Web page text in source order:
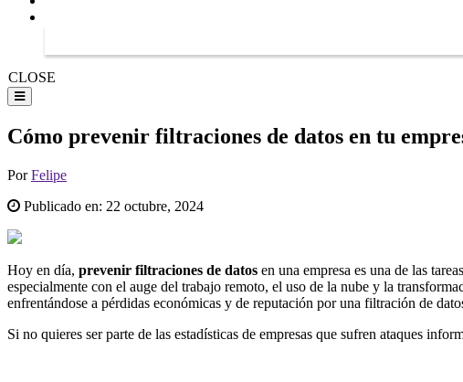
CLOSE
Cómo prevenir filtraciones de datos en tu
PorFelipe
Publicado en: 22 octubre, 2024
Hoy en día, prevenir filtraciones de datos en una empresa es una de las
especialmente con el auge del trabajo remoto, el uso de la nube y la
enfrentándose a pérdidas económicas y de reputación por una filtración de
Si no quieres ser parte de las estadísticas de empresas que sufren ataques